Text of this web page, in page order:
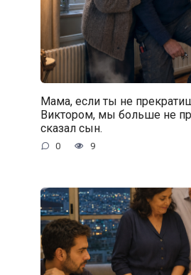
Мама, если ты не
Виктором, мы больше не
сказал сын.
0 9